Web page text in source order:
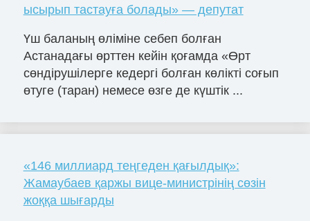
ысырып тастауға болады» — депутат
Үш баланың өліміне себеп болған
Астанадағы өрттен кейін қоғамда «Өрт
сөндірушілерге кедергі болған көлікті соғып
өтуге (таран) немесе өзге де күштік ...
«146 миллиард теңгеден қағылдық»:
Жамаубаев қаржы вице-министрінің сөзін
жоққа шығарды